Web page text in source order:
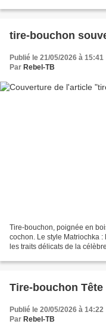
tire-bouchon
Publié le 21/05/2026 à 15:41
Par Rebel-TB
Tire-bouchon, poignée en
cochon. Le style Matriochka
les traits délicats de la
Tire-bouchon
Publié le 20/05/2026 à 14:22
Par Rebel-TB